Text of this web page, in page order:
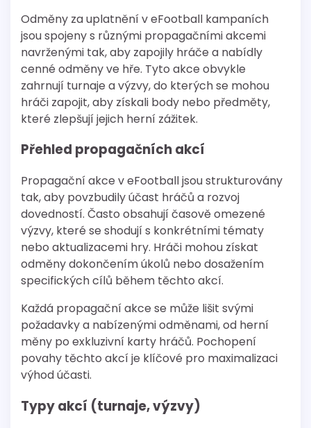
Odměny za uplatnění v eFootball kampaních
jsou spojeny s různými propagačními akcemi
navrženými tak, aby zapojily hráče a nabídly
cenné odměny ve hře. Tyto akce obvykle
zahrnují turnaje a výzvy, do kterých se mohou
hráči zapojit, aby získali body nebo předměty,
které zlepšují jejich herní zážitek.
Přehled propagačních akcí
Propagační akce v eFootball jsou strukturovány
tak, aby povzbudily účast hráčů a rozvoj
dovedností. Často obsahují časově omezené
výzvy, které se shodují s konkrétními tématy
nebo aktualizacemi hry. Hráči mohou získat
odměny dokončením úkolů nebo dosažením
specifických cílů během těchto akcí.
Každá propagační akce se může lišit svými
požadavky a nabízenými odměnami, od herní
měny po exkluzivní karty hráčů. Pochopení
povahy těchto akcí je klíčové pro maximalizaci
výhod účasti.
Typy akcí (turnaje, výzvy)